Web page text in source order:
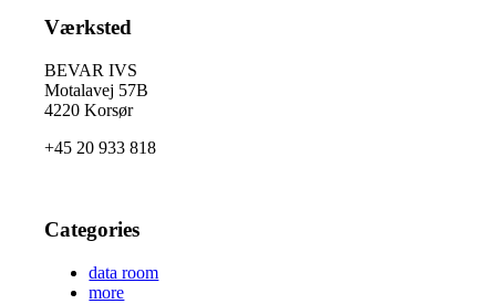
Værksted
BEVAR IVS
Motalavej 57B
4220 Korsør
+45 20 933 818
Categories
data room
more